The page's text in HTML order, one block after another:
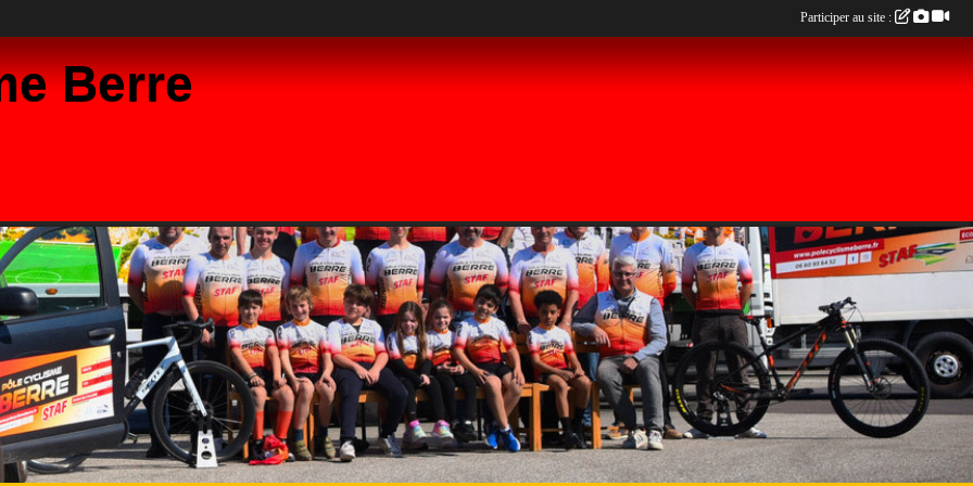
Berre
Participer au site :